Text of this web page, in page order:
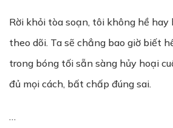
Rời khỏi tòa soạn, tôi không hề
theo dõi. Ta sẽ chẳng bao giờ biết
trong bóng tối sẵn sàng hủy hoại
đủ mọi cách, bất chấp đúng sai.
…